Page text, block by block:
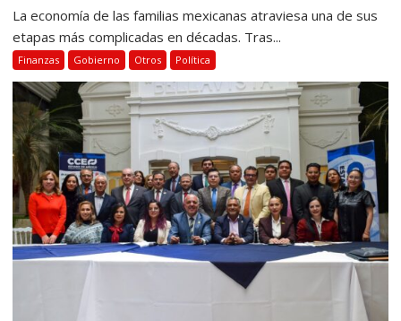
La economía de las familias mexicanas atraviesa una de sus
etapas más complicadas en décadas. Tras...
Finanzas Gobierno Otros Política